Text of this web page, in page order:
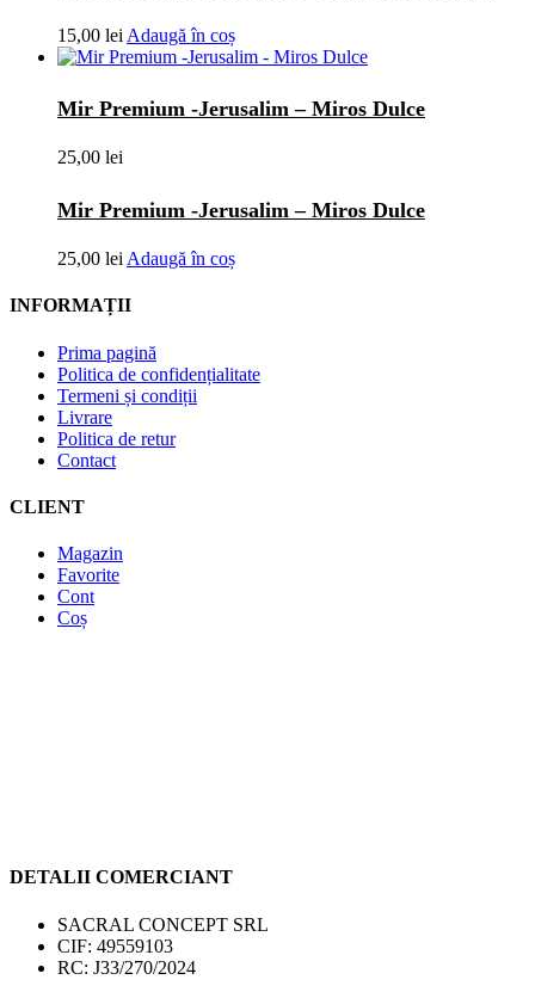
15,00 lei Adaugă în coș
Mir Premium -Jerusalim – Miros Dulce
25,00 lei
Mir Premium -Jerusalim – Miros Dulce
25,00 lei Adaugă în coș
INFORMAȚII
Prima pagină
Politica de confidențialitate
Termeni și condiții
Livrare
Politica de retur
Contact
CLIENT
Magazin
Favorite
Cont
Coș
DETALII COMERCIANT
SACRAL CONCEPT SRL
CIF: 49559103
RC: J33/270/2024